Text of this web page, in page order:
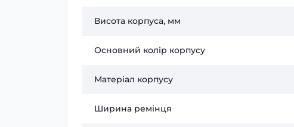
Висота корпуса, мм
Основний колір корпусу
Матеріал корпусу
Ширина ремінця